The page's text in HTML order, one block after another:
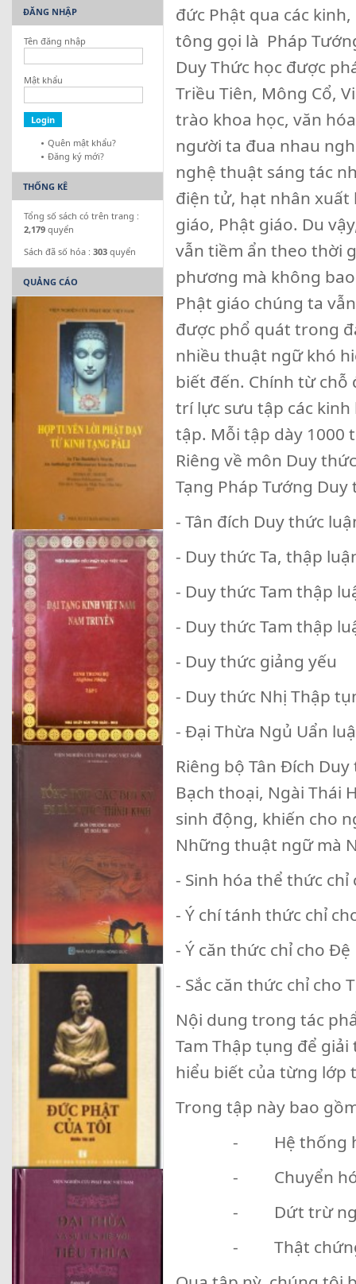
đức Phật qua các
tông gọi là Pháp
Duy Thức học được
Triều Tiên, Mông Cổ,
trào khoa học, văn
người ta đua nhau
nghệ thuật sáng tác
điện tử, hạt nhân
giáo, Phật giáo. Du
vẫn tiềm ẩn theo thời
phương mà không
Phật giáo chúng ta
được phổ quát trong
nhiều thuật ngữ khó
biết đến. Chính từ chỗ
trí lực sưu tập các
tập. Mỗi tập dày 1000
Riêng về môn Duy
Tạng Pháp Tướng
- Tân đích Duy thức
- Duy thức Ta, thập
- Duy thức Tam thập
- Duy thức Tam thập
- Duy thức giảng yếu
- Duy thức Nhị Thập
- Đại Thừa Ngủ Uẩn
Riêng bộ Tân Đích
Bạch thoại, Ngài Thái
sinh động, khiến cho
Những thuật ngữ mà
- Sinh hóa thể thức
- Ý chí tánh thức chỉ
- Ý căn thức chỉ cho Đệ
- Sắc căn thức chỉ cho
Nội dung trong tác
Tam Thập tụng để
hiểu biết của từng lớp
Trong tập này bao
- Hệ thống
- Chuyển hóa
- Dứt trừ ngã
- Thật chứng
ĐĂNG NHẬP
Tên đăng nhập
Mật khẩu
Quên mật khẩu?
Đăng ký mới?
THỐNG KÊ
Tổng số sách có trên trang :
2,179 quyển
Sách đã số hóa : 303 quyển
QUẢNG CÁO